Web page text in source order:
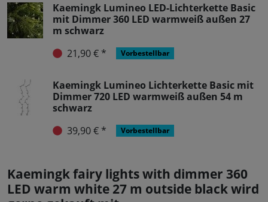
Kaemingk Lumineo LED-Lichterkette Basic
mit Dimmer 360 LED warmweiß außen 27
m schwarz
21,90 € *
Vorbestellbar
Kaemingk Lumineo Lichterkette Basic mit
Dimmer 720 LED warmweiß außen 54 m
schwarz
39,90 € *
Vorbestellbar
Kaemingk fairy lights with dimmer 360
LED warm white 27 m outside black wird